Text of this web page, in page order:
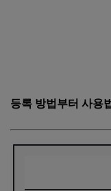
등록 방법부터 사용